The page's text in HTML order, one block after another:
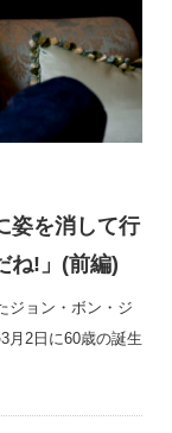
姿を消して行
ね!」(前編)
ジョン・ボン・ジ
月2日に60歳の誕生